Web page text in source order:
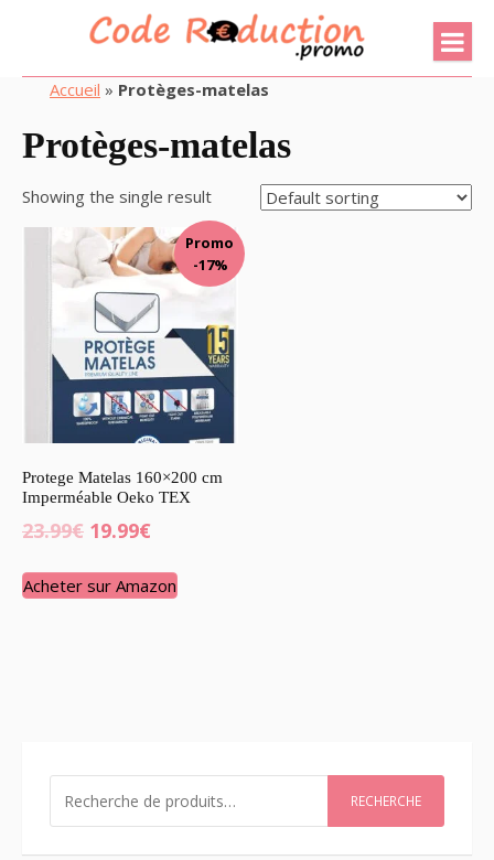
Accueil » Protèges-matelas
Protèges-matelas
Showing the single result
Promo
-17%
Protege Matelas 160×200 cm
Imperméable Oeko TEX
23.99€ 19.99€
Acheter sur Amazon
RECHERCHE